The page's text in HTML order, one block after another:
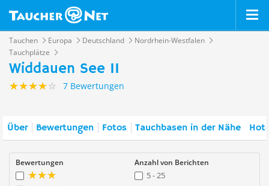
Tauchen Europa Deutschland
Nordrhein-Westfalen
Tauchplätze
Widdauen See II
7 Bewertungen
Über Bewertungen Fotos Tauchbasen in der Nähe
Bewertungen Anzahl von Berichten
5 - 25